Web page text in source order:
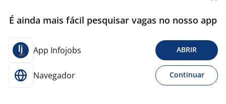
É ainda mais fácil pesquisar vagas no nosso app
App Infojobs ABRIR
Navegador Continuar